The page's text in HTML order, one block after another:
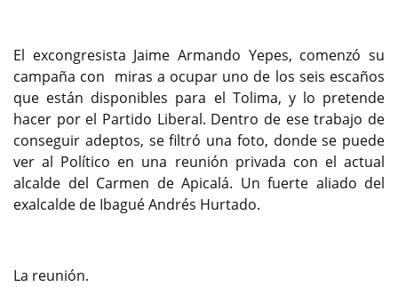
El excongresista Jaime Armando Yepes, comenzó su
campaña con miras a ocupar uno de los seis escaños
que están disponibles para el Tolima, y lo pretende
hacer por el Partido Liberal. Dentro de ese trabajo de
conseguir adeptos, se filtró una foto, donde se puede
ver al Político en una reunión privada con el actual
alcalde del Carmen de Apicalá. Un fuerte aliado del
exalcalde de Ibagué Andrés Hurtado.
La reunión.